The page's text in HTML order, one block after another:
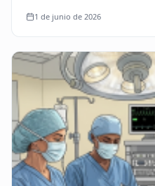
Sclerosis in Children Using…
1 de junio de 2026